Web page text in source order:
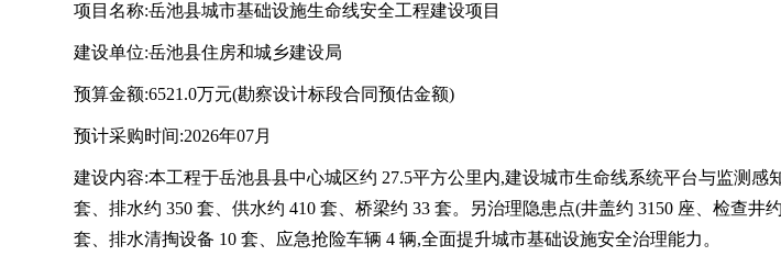
项目名称:岳池县城市基础设施生命线安全工程建设项目
建设单位:岳池县住房和城乡建设局
预算金额:6521.0万元(勘察设计标段合同预估金额)
预计采购时间:2026年07月
建设内容:本工程于岳池县县中心城区约 27.5平方公里内,建设城市生命线系统平台与监测
套、排水约 350 套、供水约 410 套、桥梁约 33 套。另治理隐患点(井盖约 3150 座、检查
套、排水清掏设备 10 套、应急抢险车辆 4 辆,全面提升城市基础设施安全治理能力。